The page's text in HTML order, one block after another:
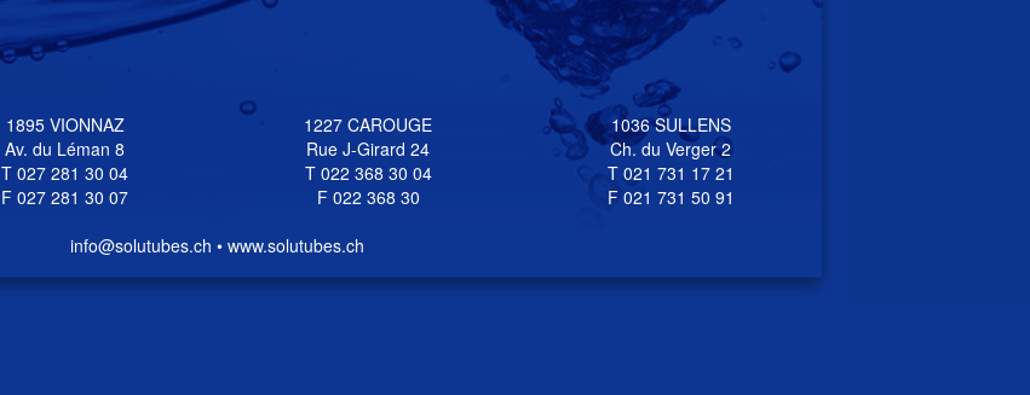
1895 VIONNAZ
Av. du Léman 8
T 027 281 30 04
F 027 281 30 07
1227 CAROUGE
Rue J-Girard 24
T 022 368 30 04
F 022 368 30
1036 SULLENS
Ch. du Verger 2
T 021 731 17 21
F 021 731 50 91
info@solutubes.ch • www.solutubes.ch